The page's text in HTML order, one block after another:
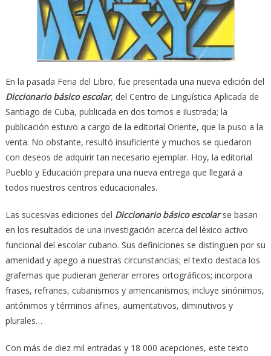
En la pasada Feria del Libro, fue presentada una nueva edición del
Diccionario básico escolar, del Centro de Lingüística Aplicada de
Santiago de Cuba, publicada en dos tomos e ilustrada; la
publicación estuvo a cargo de la editorial Oriente, que la puso a la
venta. No obstante, resultó insuficiente y muchos se quedaron
con deseos de adquirir tan necesario ejemplar. Hoy, la editorial
Pueblo y Educación prepara una nueva entrega que llegará a
todos nuestros centros educacionales.
Las sucesivas ediciones del Diccionario básico escolarse basan
en los resultados de una investigación acerca del léxico activo
funcional del escolar cubano. Sus definiciones se distinguen por su
amenidad y apego a nuestras circunstancias; el texto destaca los
grafemas que pudieran generar errores ortográficos; incorpora
frases, refranes, cubanismos y americanismos; incluye sinónimos,
antónimos y términos afines, aumentativos, diminutivos y
plurales…
Con más de diez mil entradas y 18 000 acepciones, este texto